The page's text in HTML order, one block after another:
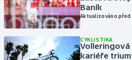
Baník
Aktualizováno před
CYKLISTIKA
Volleringová
kariéře